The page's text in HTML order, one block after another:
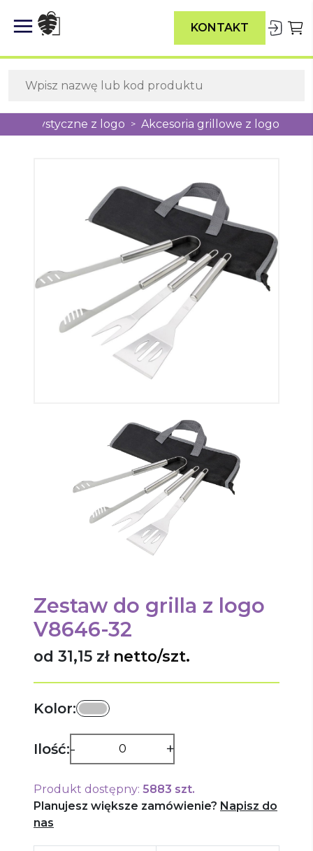
KONTAKT
turystyczne z logo > Akcesoria grillowe z logo
Zestaw do grilla z logo
V8646-32
od 31,15 zł netto/szt.
Kolor:
Ilość:- +
Produkt dostępny: 5883 szt.
Planujesz większe zamówienie? Napisz do
nas